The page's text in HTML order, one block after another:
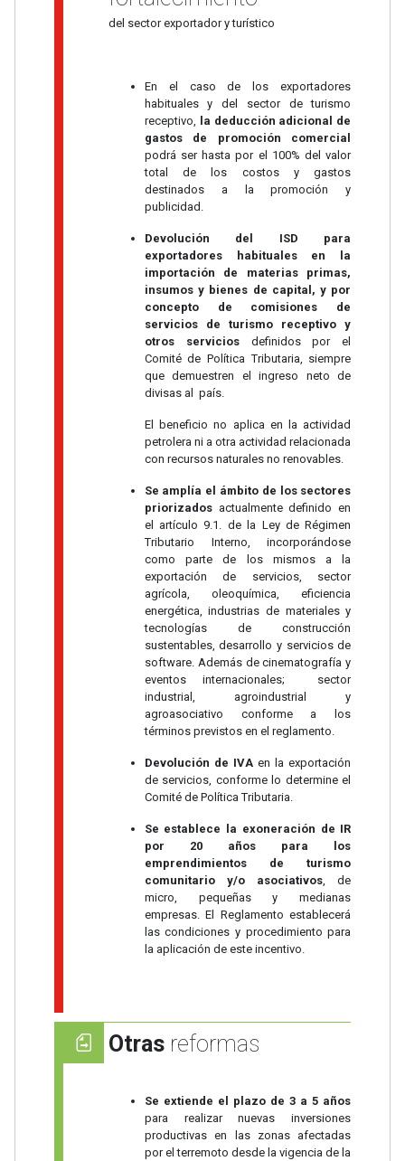
del sector exportador y turístico
En el caso de los exportadores
habituales y del sector de turismo
receptivo,
la deducción adicional de
gastos de promoción comercial
podrá ser hasta por el 100% del valor
total de los costos y gastos
destinados a la promoción y
publicidad.
Devolución del ISD para
exportadores habituales en la
importación de materias primas,
insumos y bienes de capital, y por
concepto de comisiones de
servicios de turismo receptivo y
otros serviciosdefinidos por el
Comité de Política Tributaria, siempre
que demuestren el ingreso neto de
divisas al país.
El beneficio no aplica en la actividad
petrolera ni a otra actividad relacionada
con recursos naturales no renovables.
Se amplía el ámbito de los sectores
priorizadosactualmente definido en
el artículo 9.1. de la Ley de Régimen
Tributario Interno, incorporándose
como parte de los mismos a la
exportación de servicios, sector
agrícola, oleoquímica, eficiencia
energética, industrias de materiales y
tecnologías de construcción
sustentables, desarrollo y servicios de
software. Además de cinematografía y
eventos internacionales; sector
industrial, agroindustrial y
agroasociativo conforme a los
términos previstos en el reglamento.
Devolución de IVAen la exportación
de servicios, conforme lo determine el
Comité de Política Tributaria.
Se establece la exoneración de IR
por 20 años para los
emprendimientos de turismo
comunitario y/o asociativos, de
micro, pequeñas y medianas
empresas. El Reglamento establecerá
las condiciones y procedimiento para
la aplicación de este incentivo.
Otrasreformas
Se extiende el plazo de 3 a 5 años
para realizar nuevas inversiones
productivas en las zonas afectadas
por el terremoto desde la vigencia de la